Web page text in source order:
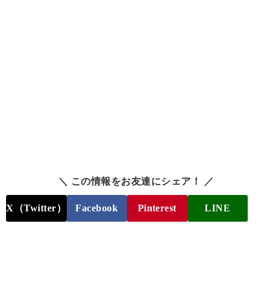
＼ この情報をお友達にシェア！ ／
X（Twitter） Facebook Pinterest LINE